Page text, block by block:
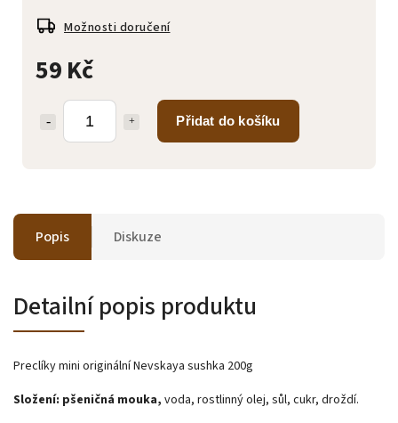
59 Kč
Přidat do košíku
Možnosti doručení
Popis Diskuze
Detailní popis produktu
Preclíky mini originálníNevskaya sushka 200g
Složení: pšeničná mouka, voda, rostlinný olej, sůl, cukr, droždí.